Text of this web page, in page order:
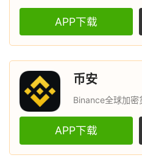
APP下载
币安
Binance全球加密
APP下载